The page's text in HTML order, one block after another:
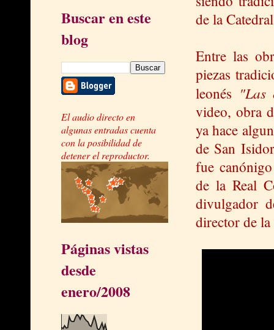
Buscar en este
blog
El audio directo en
algunas entradas cuenta
con la posibilidad de
detener el reproductor.
Páginas vistas
desde
enero/2008
de la
Entre las
piezas
leonés "Las
video, obra
ya hace
de San
fue
de la Real
divulgador
director de